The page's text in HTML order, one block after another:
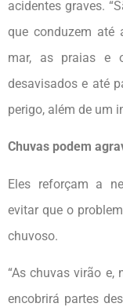
acidentes graves.
que conduzem até
mar, as praias e
desavisados e até
perigo, além de um
Chuvas podem
Eles reforçam a
evitar que o
chuvoso.
“As chuvas virão e,
encobrirá partes